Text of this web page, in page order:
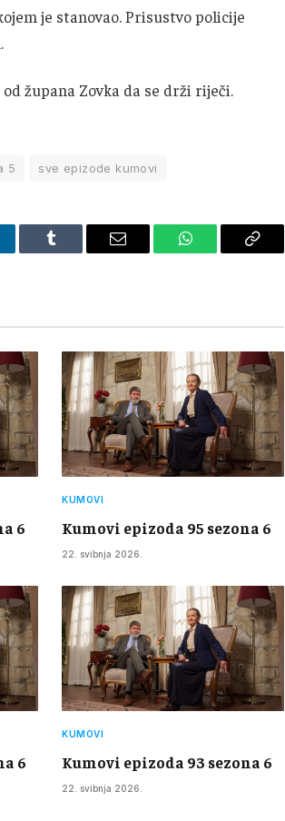
je stanovao. Prisustvo policije
župana Zovka da se drži riječi.
5 sve epizode kumovi
Tumblr Email WhatsAppCopy
6
KUMOVI
Kumovi epizoda 95 sezona 6
22. svibnja 2026.
6
KUMOVI
Kumovi epizoda 93 sezona 6
22. svibnja 2026.